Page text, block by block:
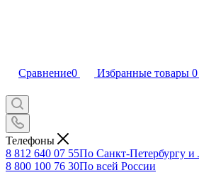
Сравнение0 Избранные товары 0
Телефоны
8 812 640 07 55По Санкт-Петербургу
8 800 100 76 30По всей России